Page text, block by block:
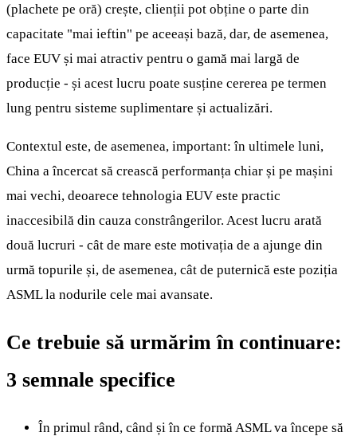
(plachete pe oră) crește, clienții pot obține o parte din
capacitate "mai ieftin" pe aceeași bază, dar, de asemenea,
face EUV și mai atractiv pentru o gamă mai largă de
producție - și acest lucru poate susține cererea pe termen
lung pentru sisteme suplimentare și actualizări.
Contextul este, de asemenea, important: în ultimele luni,
China a încercat să crească performanța chiar și pe mașini
mai vechi, deoarece tehnologia EUV este practic
inaccesibilă din cauza constrângerilor. Acest lucru arată
două lucruri - cât de mare este motivația de a ajunge din
urmă topurile și, de asemenea, cât de puternică este poziția
ASML la nodurile cele mai avansate.
Ce trebuie să urmărim în continuare:
3 semnale specifice
În primul rând, când și în ce formă ASML va începe să